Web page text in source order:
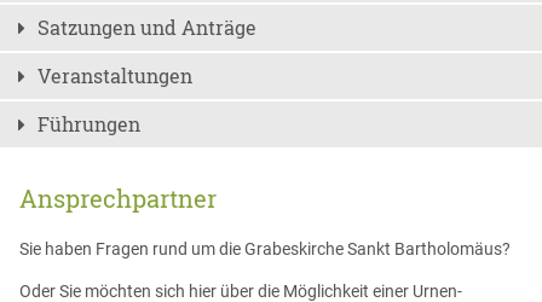
Satzungen und Anträge
Veranstaltungen
Führungen
Ansprechpartner
Sie haben Fragen rund um die Grabeskirche Sankt Bartholomäus?
Oder Sie möchten sich hier über die Möglichkeit einer Urnen-